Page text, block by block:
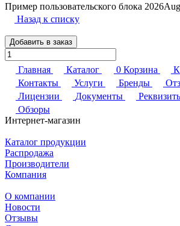
Пример пользовательского блока
Назад к списку
Добавить в заказ
Главная Каталог 0 Корзина
Контакты
Услуги Бренды
Лицензии
Документы
Обзоры
Интернет-магазин
Каталог продукции
Распродажа
Производители
Компания
О компании
Новости
Отзывы